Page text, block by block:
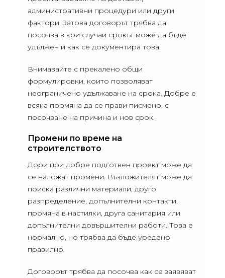
административни процедури или други
фактори. Затова договорът трябва да
посочва в кои случаи срокът може да бъде
удължен и как се документира това.
Внимавайте с прекалено общи
формулировки, които позволяват
неограничено удължаване на срока. Добре е
всяка промяна да се прави писмено, с
посочване на причина и нов срок.
Промени по време на
строителството
Дори при добре подготвен проект може да
се наложат промени. Възложителят може да
поиска различни материали, друго
разпределение, допълнителни контакти,
промяна в настилки, друга санитария или
допълнителни довършителни работи. Това е
нормално, но трябва да бъде уредено
правилно.
Договорът трябва да посочва как се заявяват